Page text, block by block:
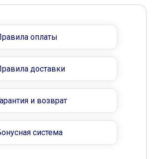
оплаты
доставки
и возврат
система